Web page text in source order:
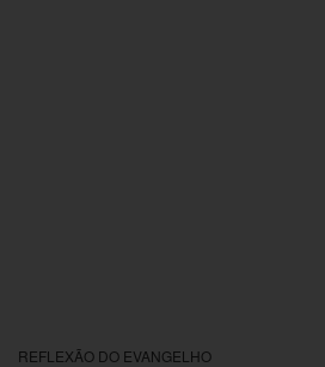
REFLEXÃO DO EVANGELHO